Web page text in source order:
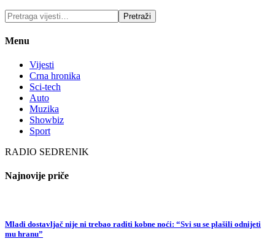
Menu
Vijesti
Crna hronika
Sci-tech
Auto
Muzika
Showbiz
Sport
RADIO SEDRENIK
Najnovije priče
Mladi dostavljač nije ni trebao raditi kobne noći: “Svi su se plašili odnijeti
mu hranu”